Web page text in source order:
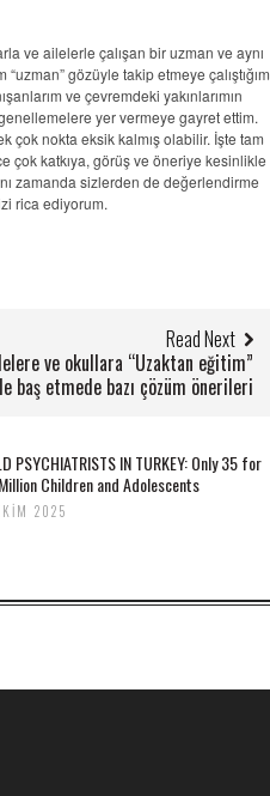
ve ailelerle çalışan bir uzman ve aynı
gözüyle takip etmeye çalıştığım
ve çevremdeki yakınlarımın
yer vermeye gayret ettim.
çok nokta eksik kalmış olabilir. İşte tam
katkıya, görüş ve öneriye kesinlikle
zamanda sizlerden de değerlendirme
rica ediyorum.
Read Next
ve okullara “Uzaktan eğitim”
baş etmede bazı çözüm önerileri
PSYCHIATRISTS IN TURKEY: Only 35 for
Children and Adolescents
2025